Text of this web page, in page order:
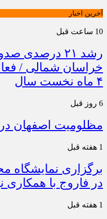
آخرین اخبار
10 ساعت قبل
رشد ۲۱ درصدی
۴ ماه نخست سال
6 روز قبل
مظلومیت اصفهان
1 هفته قبل
برگزاری نمایشگاه
در فاروج با همکاری
1 هفته قبل